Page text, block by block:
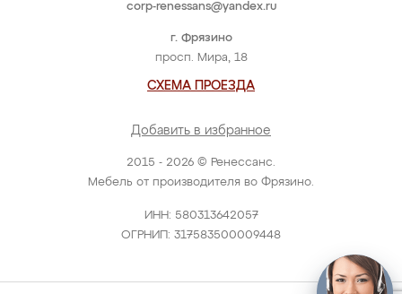
2015 - 2026 © Ренессанс.
Мебель от производителя во Фрязино.
ИНН: 580313642057
ОГРНИП: 317583500009448
г. Фрязино
просп. Мира, 18
СХЕМА ПРОЕЗДА
Добавить в избранное
corp-renessans@yandex.ru